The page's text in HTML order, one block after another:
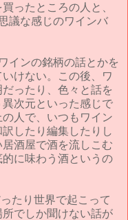
ったところの人と、
議な感じのワインバ
インの銘柄の話とかを
けない。この後、ワ
ったり、色々と話を
次元といった感じで
人で、いつもワイン
したり編集したりし
酒屋で酒を流しこむ
に味わう酒というの
たり世界で起こって
でしか聞けない話が